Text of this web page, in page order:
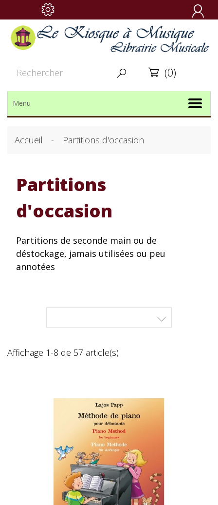

  (0)
Menu
Accueil Partitions d'occasion
Partitions
d'occasion
Partitions de seconde main ou de
déstockage, jamais utilisées ou peu
annotées

Affichage 1-8 de 57 article(s)